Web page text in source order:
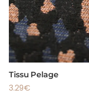
Tissu Pelage
3.29€